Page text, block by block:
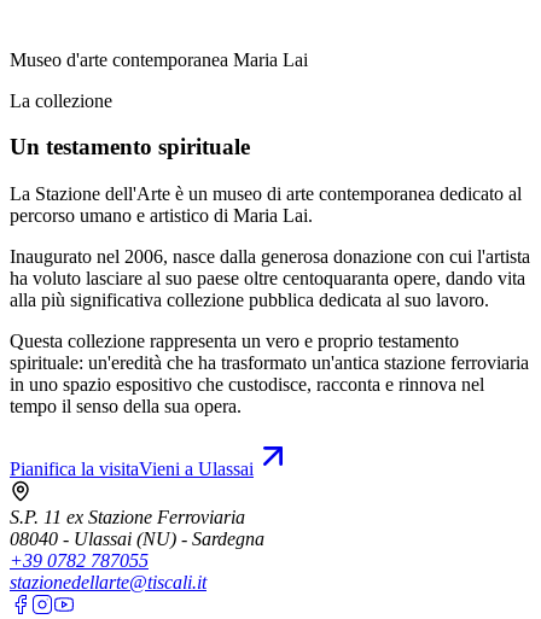
Museo d'arte contemporanea Maria Lai
La collezione
Un testamento spirituale
La Stazione dell'Arte è un museo di arte contemporanea dedicato al
percorso umano e artistico di Maria Lai.
Inaugurato nel 2006, nasce dalla generosa donazione con cui l'artista
ha voluto lasciare al suo paese oltre centoquaranta opere, dando vita
alla più significativa collezione pubblica dedicata al suo lavoro.
Questa collezione rappresenta un vero e proprio testamento
spirituale: un'eredità che ha trasformato un'antica stazione ferroviaria
in uno spazio espositivo che custodisce, racconta e rinnova nel
tempo il senso della sua opera.
Pianifica la visitaVieni a Ulassai
S.P. 11 ex Stazione Ferroviaria
08040 - Ulassai (NU) - Sardegna
+39 0782 787055
stazionedellarte@tiscali.it